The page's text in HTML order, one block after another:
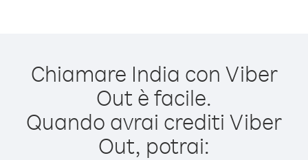
Chiamare India con Viber
Out è facile.
Quando avrai crediti Viber
Out, potrai: